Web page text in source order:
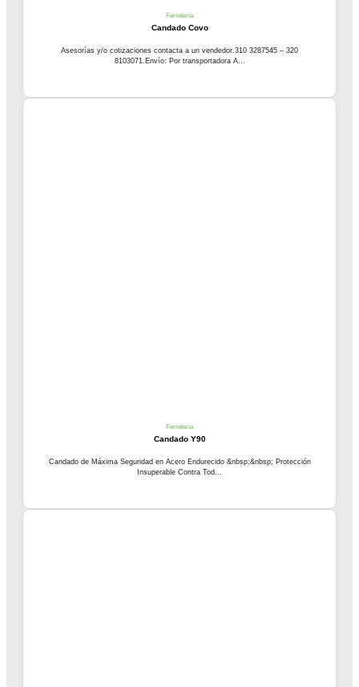
Ferretería
Candado Covo
Asesorías y/o cotizaciones contacta a un vendedor.310 3287545 – 320
8103071.Envío: Por transportadora A...
Ferretería
Candado Y90
Candado de Máxima Seguridad en Acero Endurecido &nbsp;&nbsp; Protección
Insuperable Contra Tod...